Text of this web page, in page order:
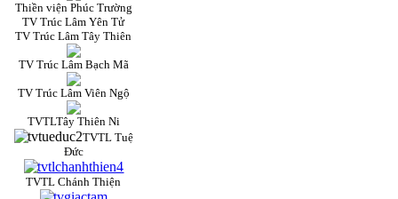
Thiền viện Phúc Trường
TV Trúc Lâm Yên Tử
TV Trúc Lâm Tây Thiên
TV Trúc Lâm Bạch Mã
TV Trúc Lâm Viên Ngộ
TVTLTây Thiên Ni
TVTL Tuệ
Đức
TVTL Chánh Thiện